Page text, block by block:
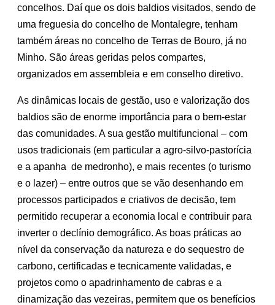
concelhos. Daí que os dois baldios visitados, sendo de
uma freguesia do concelho de Montalegre, tenham
também áreas no concelho de Terras de Bouro, já no
Minho. São áreas geridas pelos compartes,
organizados em assembleia e em conselho diretivo.
As dinâmicas locais de gestão, uso e valorização dos
baldios são de enorme importância para o bem-estar
das comunidades. A sua gestão multifuncional – com
usos tradicionais (em particular a agro-silvo-pastorícia
e a apanha de medronho), e mais recentes (o turismo
e o lazer) – entre outros que se vão desenhando em
processos participados e criativos de decisão, tem
permitido recuperar a economia local e contribuir para
inverter o declínio demográfico. As boas práticas ao
nível da conservação da natureza e do sequestro de
carbono, certificadas e tecnicamente validadas, e
projetos como o apadrinhamento de cabras e a
dinamização das vezeiras, permitem que os benefícios